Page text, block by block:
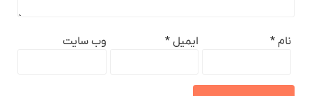
نام * ایمیل * وب‌ سایت